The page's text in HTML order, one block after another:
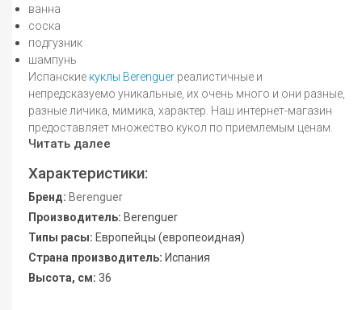
ванна
соска
подгузник
шампунь
Испанские куклы Berenguer реалистичные и
непредсказуемо уникальные, их очень много и они разные,
разные личика, мимика, характер. Наш интернет-магазин
предоставляет множество кукол по приемлемым ценам.
Читать далее
Характеристики:
Бренд: Berenguer
Производитель: Berenguer
Типы расы: Европейцы (европеоидная)
Страна производитель: Испания
Высота, см: 36